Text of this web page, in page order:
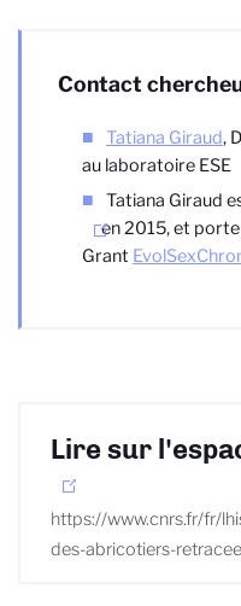
Contact
Tatiana Giraud,
au laboratoire ESE
Tatiana Giraud
en 2015, et
Grant
Lire sur
https://www.cnrs.fr/fr/
des-abricotiers-